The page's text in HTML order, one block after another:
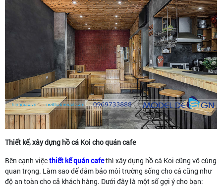
Thiết kế, xây dựng hồ cá Koi cho quán cafe
Bên cạnh việcthiết kế quán cafethì xây dựng hồ cá Koi cũng vô cùng
quan trọng. Làm sao để đảm bảo môi trường sống cho cá cũng như
độ an toàn cho cả khách hàng. Dưới đây là một số gợi ý cho bạn: